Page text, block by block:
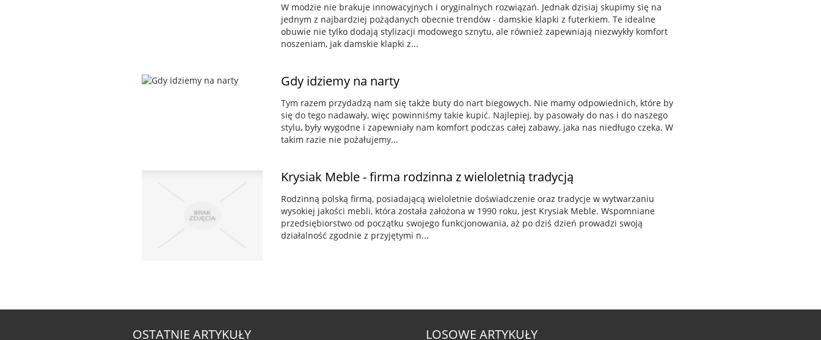
W modzie nie brakuje innowacyjnych i oryginalnych rozwiązań. Jednak dzisiaj skupimy się na
jednym z najbardziej pożądanych obecnie trendów - damskie klapki z futerkiem. Te idealne
obuwie nie tylko dodają stylizacji modowego sznytu, ale również zapewniają niezwykły komfort
noszeniam, jak damskie klapki z...
Gdy idziemy na narty
Tym razem przydadzą nam się także buty do nart biegowych. Nie mamy odpowiednich, które by
się do tego nadawały, więc powinniśmy takie kupić. Najlepiej, by pasowały do nas i do naszego
stylu, były wygodne i zapewniały nam komfort podczas całej zabawy, jaka nas niedługo czeka. W
takim razie nie pożałujemy...
Krysiak Meble - firma rodzinna z wieloletnią tradycją
Rodzinną polską firmą, posiadającą wieloletnie doświadczenie oraz tradycje w wytwarzaniu
wysokiej jakości mebli, która została założona w 1990 roku, jest Krysiak Meble. Wspomniane
przedsiębiorstwo od początku swojego funkcjonowania, aż po dziś dzień prowadzi swoją
działalność zgodnie z przyjętymi n...
OSTATNIE ARTYKUŁY LOSOWE ARTYKUŁY